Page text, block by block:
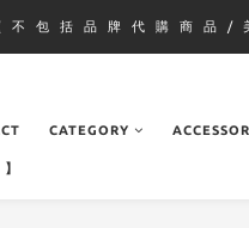
包 括 品 牌 代 購 商 品 /
CATEGORY